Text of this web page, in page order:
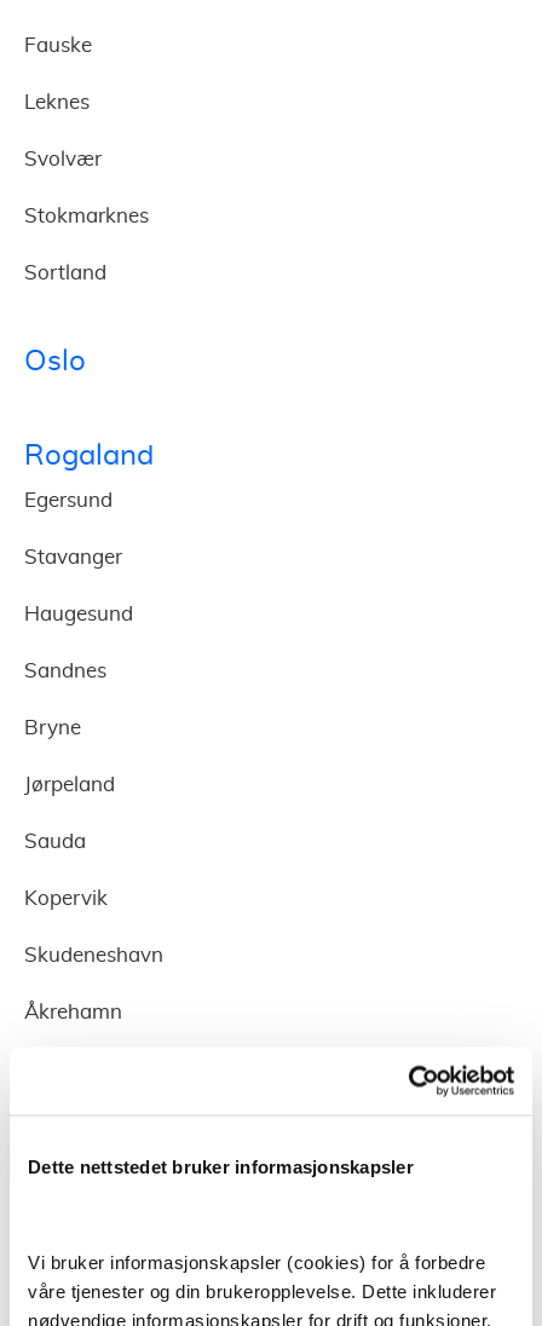
Dette nettstedet bruker informasjonskapsler
Vi bruker informasjonskapsler (cookies) for å forbedre
våre tjenester og din brukeropplevelse. Dette inkluderer
nødvendige informasjonskapsler for drift og funksjoner,
Fauske
Leknes
Svolvær
Stokmarknes
Sortland
Oslo
Rogaland
Egersund
Stavanger
Haugesund
Sandnes
Bryne
Jørpeland
Sauda
Kopervik
Skudeneshavn
Åkrehamn
Tromsø
Alta